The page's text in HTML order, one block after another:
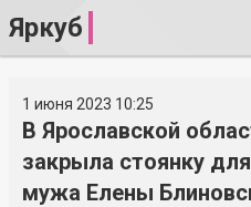
Яркуб
1 июня 2023 10:25
В Ярославской
закрыла стоянку
мужа Елены